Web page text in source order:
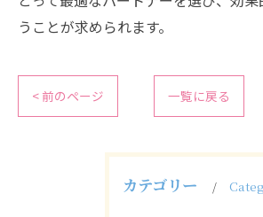
うことが求められます。
< 前のページ 一覧に戻る
カテゴリー